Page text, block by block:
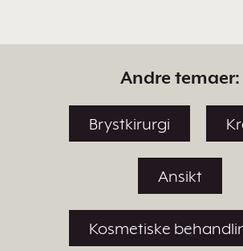
Andre temaer:
Brystkirurgi
Ansikt
Kosmetiske